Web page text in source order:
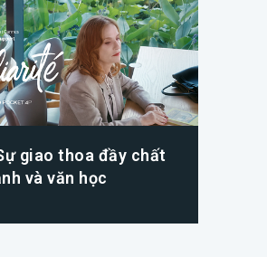
giao thoa đầy chất
và văn học